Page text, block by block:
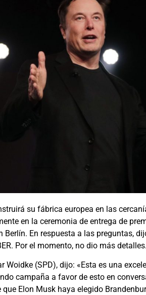
su fábrica europea en las
en la ceremonia de entrega de
Berlín. En respuesta a las preguntas,
Por el momento, no dio más detalles.
Woidke (SPD), dijo: «Esta es una
campaña a favor de esto en
Elon Musk haya elegido